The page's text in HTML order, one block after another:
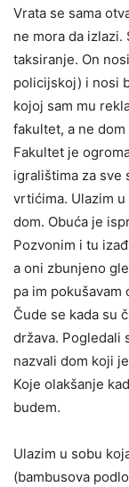
Vrata se sama
ne mora da
taksiranje. On
policijskoj) i nosi
kojoj sam mu
fakultet, a ne
Fakultet je
igralištima za sve
vrtićima. Ulazim
dom. Obuća je
Pozvonim i tu
a oni zbunjeno
pa im pokušavam
Čude se kada su
država. Pogledali
nazvali dom koji
Koje olakšanje
budem.
Ulazim u sobu
(bambusova